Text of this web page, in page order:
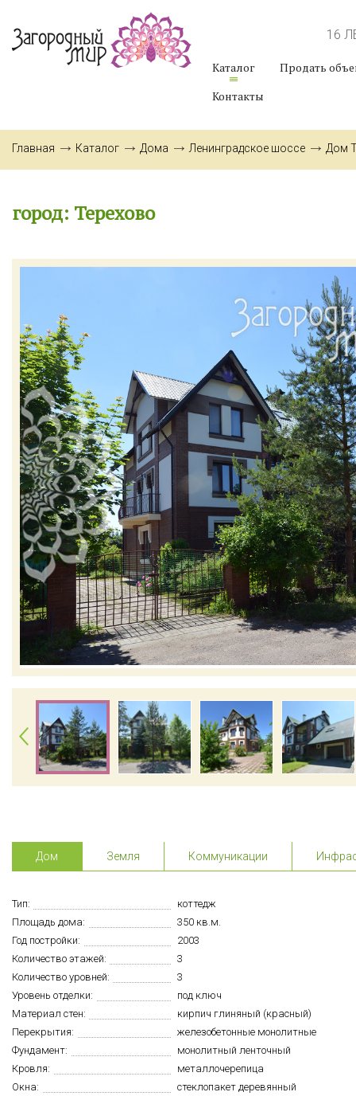
16
Каталог
Продать
Контакты
Главная Каталог Дома Ленинградское шоссе Дом
город: Терехово
Дом Земля Коммуникации
Тип:
коттедж
Площадь дома:
350 кв.м.
Год постройки:
2003
Количество этажей:
3
Количество уровней:
3
Уровень отделки:
под ключ
Материал стен:
кирпич глиняный (красный)
Перекрытия:
железобетонные монолитные
Фундамент:
монолитный ленточный
Кровля:
металлочерепица
Окна:
стеклопакет деревянный